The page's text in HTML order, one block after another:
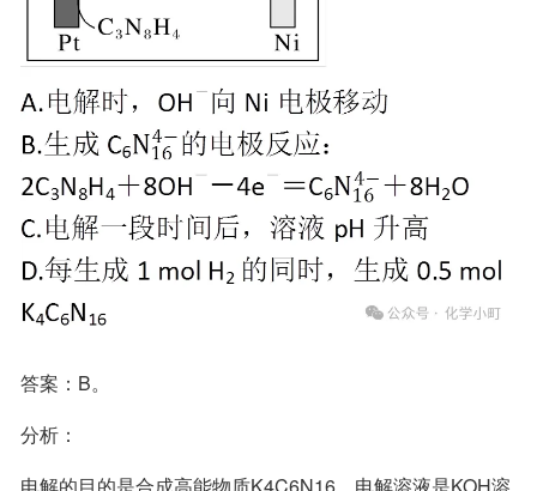
答案：B。
分析：
电解的目的是合成高能物质K4C6N16，电解溶液是KOH溶